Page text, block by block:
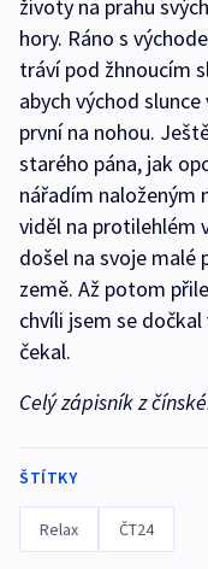
životy na prahu
hory. Ráno s
tráví pod žhnoucím
abych východ
první na nohou.
starého pána, jak
nářadím naloženým
viděl na protilehlém
došel na svoje
země. Až potom
chvíli jsem se
čekal.
Celý zápisník z
ŠTÍTKY
Relax ČT24